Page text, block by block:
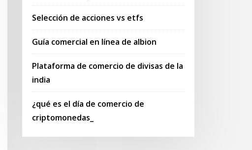
Selección de acciones vs etfs
Guía comercial en línea de albion
Plataforma de comercio de divisas de la
india
¿qué es el día de comercio de
criptomonedas_